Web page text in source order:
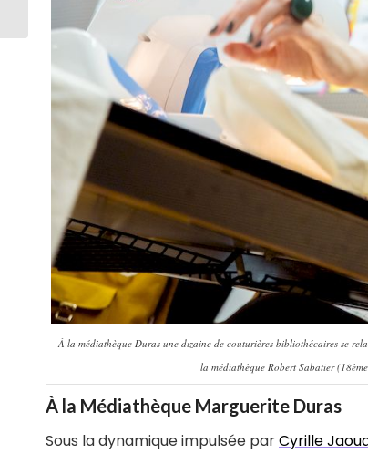
À la médiathèque Duras une dizaine de couturières bibliothécaires se
la médiathèque Robert Sabatier
À la Médiathèque Marguerite Duras
Sous la dynamique impulsée parCyrille